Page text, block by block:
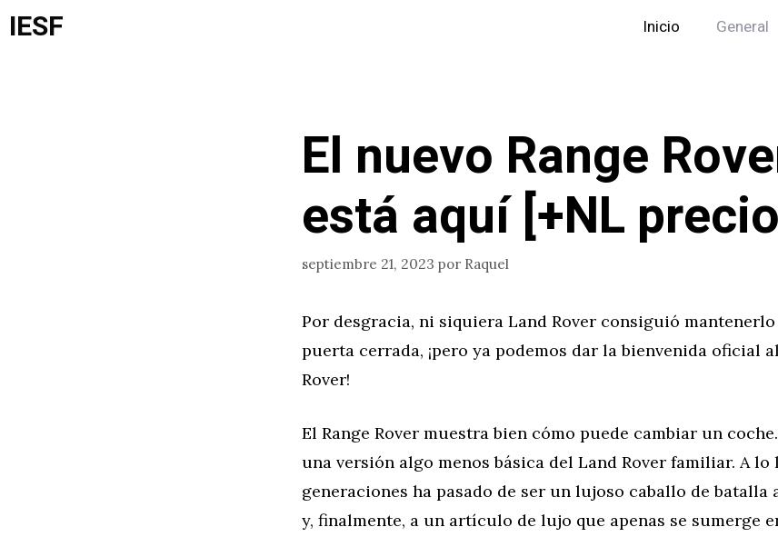
Saltar
alIESF Inicio General
El nuevo Range
está aquí [+NL
septiembre 21, 2023 por Raquel
Por desgracia, ni siquiera Land Rover consiguió
puerta cerrada, ¡pero ya podemos dar la bienvenida oficial
Rover!
El Range Rover muestra bien cómo puede cambiar un
una versión algo menos básica del Land Rover familiar. A
generaciones ha pasado de ser un lujoso caballo de batalla
y, finalmente, a un artículo de lujo que apenas se sumerge